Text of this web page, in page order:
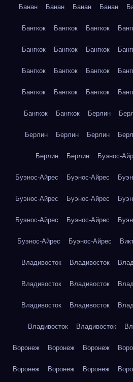
Банан Банан Банан Банан
Бангкок Бангкок Бангкок
Бангкок Бангкок Бангкок
Бангкок Бангкок Бангкок
Бангкок Бангкок Бангкок
Бангкок Бангкок Берлин
Берлин Берлин Берлин
Берлин Берлин Буэнос-
Буэнос-Айрес Буэнос-Айрес
Буэнос-Айрес Буэнос-Айрес
Буэнос-Айрес Буэнос-Айрес
Буэнос-Айрес Буэнос-Айрес
Владивосток Владивосток
Владивосток Владивосток
Владивосток Владивосток
Владивосток Владивосток
Воронеж Воронеж Воронеж
Воронеж Воронеж Воронеж